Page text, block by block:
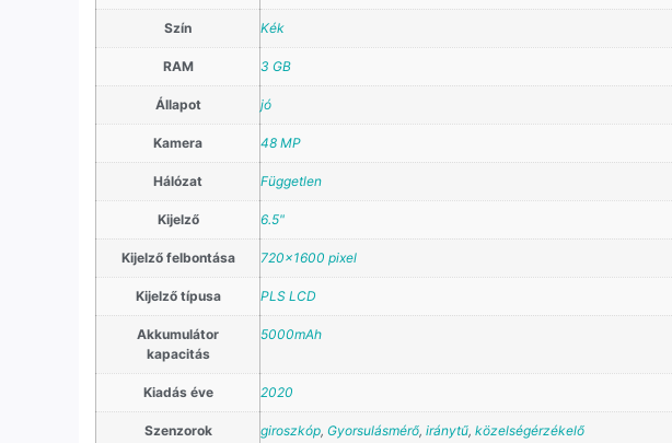
Szín Kék
RAM 3 GB
Állapot jó
Kamera 48 MP
Hálózat Független
Kijelző 6.5"
Kijelző felbontása 720×1600 pixel
Kijelző típusa PLS LCD
Akkumulátor
kapacitás
5000mAh
Kiadás éve 2020
Szenzorok giroszkóp, Gyorsulásmérő, iránytű, közelségérzékelő